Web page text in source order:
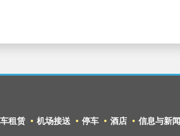
租赁 机场接送 停车 酒店 信息与新闻